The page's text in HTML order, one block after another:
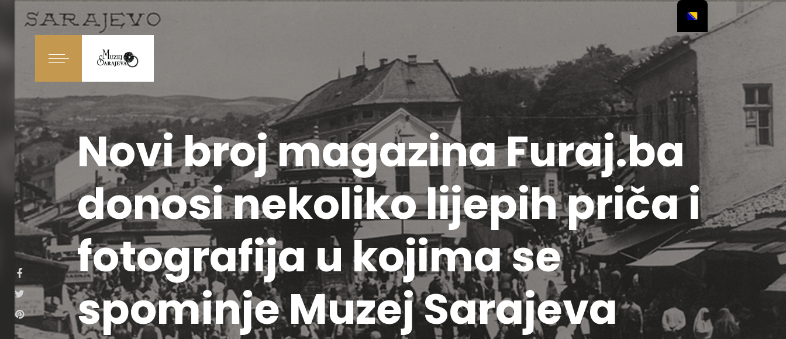
Novi broj magazina Furaj.ba
donosi nekoliko lijepih priča i
fotografija u kojima se
spominje Muzej Sarajeva